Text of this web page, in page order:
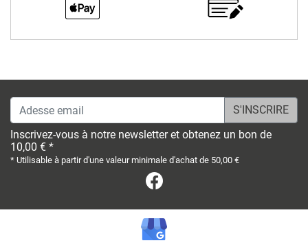
Adesse email
Inscrivez-vous à notre newsletter et obtenez un bon de
10,00 € *
* Utilisable à partir d'une valeur minimale d'achat de 50,00 €